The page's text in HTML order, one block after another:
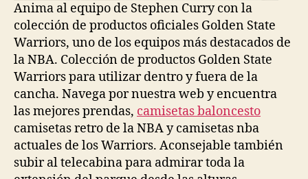
Anima al equipo de Stephen Curry con la
colección de productos oficiales Golden State
Warriors, uno de los equipos más destacados de
la NBA. Colección de productos Golden State
Warriors para utilizar dentro y fuera de la
cancha. Navega por nuestra web y encuentra
las mejores prendas, camisetas baloncesto
camisetas retro de la NBA y camisetas nba
actuales de los Warriors. Aconsejable también
subir al telecabina para admirar toda la